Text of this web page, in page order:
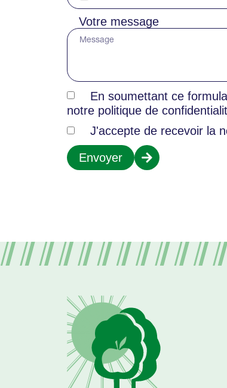
Votre message
En soumettant ce
notre politique de
J'accepte de recevoir la
Envoyer